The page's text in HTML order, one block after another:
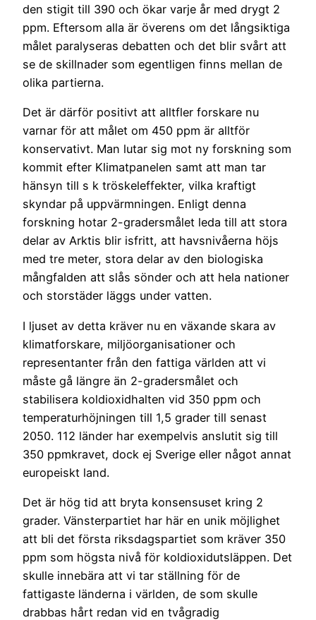
den stigit till 390 och ökar varje år med drygt 2
ppm. Eftersom alla är överens om det långsiktiga
målet paralyseras debatten och det blir svårt att
se de skillnader som egentligen finns mellan de
olika partierna.
Det är därför positivt att alltfler forskare nu
varnar för att målet om 450 ppm är alltför
konservativt. Man lutar sig mot ny forskning som
kommit efter Klimatpanelen samt att man tar
hänsyn till s k tröskeleffekter, vilka kraftigt
skyndar på uppvärmningen. Enligt denna
forskning hotar 2-gradersmålet leda till att stora
delar av Arktis blir isfritt, att havsnivåerna höjs
med tre meter, stora delar av den biologiska
mångfalden att slås sönder och att hela nationer
och storstäder läggs under vatten.
I ljuset av detta kräver nu en växande skara av
klimatforskare, miljöorganisationer och
representanter från den fattiga världen att vi
måste gå längre än 2-gradersmålet och
stabilisera koldioxidhalten vid 350 ppm och
temperaturhöjningen till 1,5 grader till senast
2050. 112 länder har exempelvis anslutit sig till
350 ppmkravet, dock ej Sverige eller något annat
europeiskt land.
Det är hög tid att bryta konsensuset kring 2
grader. Vänsterpartiet har här en unik möjlighet
att bli det första riksdagspartiet som kräver 350
ppm som högsta nivå för koldioxidutsläppen. Det
skulle innebära att vi tar ställning för de
fattigaste länderna i världen, de som skulle
drabbas hårt redan vid en tvågradig